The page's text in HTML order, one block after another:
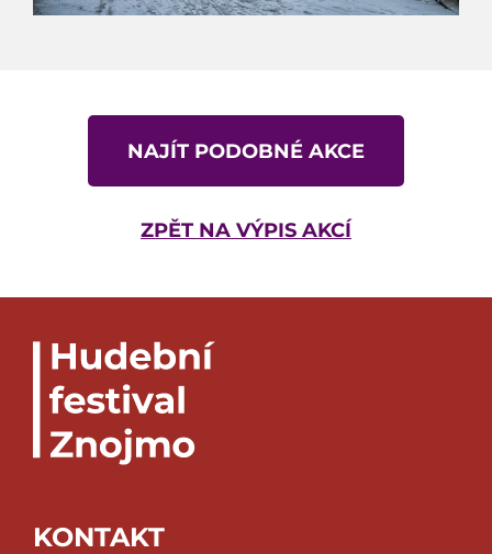
NAJÍT PODOBNÉ AKCE
ZPĚT NA VÝPIS AKCÍ
KONTAKT